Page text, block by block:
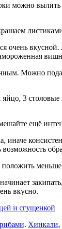
вылить
очень
Можно
3
ещё
вкусно.
. Хинкали,